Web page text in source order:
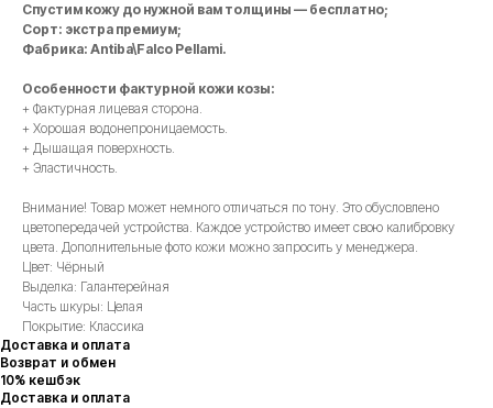
Спустим кожу до нужной вам толщины — бесплатно;
Сорт: экстра премиум;
Фабрика: Antiba\Falco Pellami.
Особенности фактурной кожи козы:
+ Фактурная лицевая сторона.
+ Хорошая водонепроницаемость.
+ Дышащая поверхность.
+ Эластичность.
Внимание! Товар может немного отличаться по тону. Это обусловлено
цветопередачей устройства. Каждое устройство имеет свою калибровку
цвета. Дополнительные фото кожи можно запросить у менеджера.
Цвет: Чёрный
Выделка: Галантерейная
Часть шкуры: Целая
Покрытие: Классика
Доставка и оплата
Возврат и обмен
10% кешбэк
Доставка и оплата